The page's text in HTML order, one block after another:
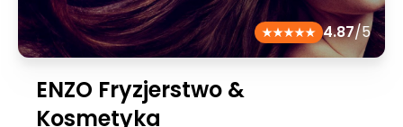
4.87/5
ENZO Fryzjerstwo &
Kosmetyka